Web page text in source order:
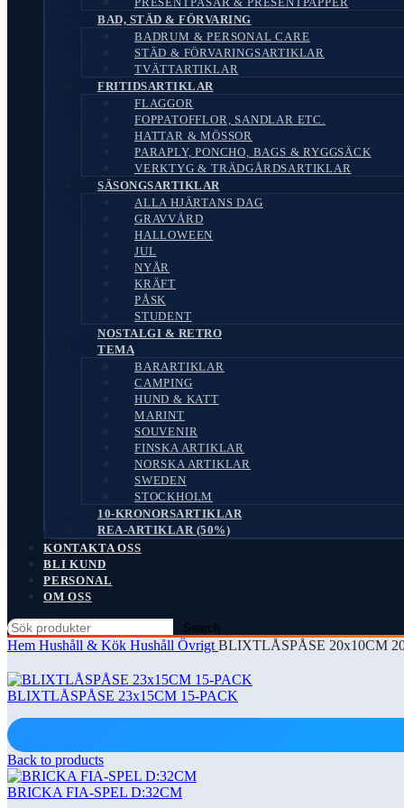
BAD, STÄD & FÖRVARING
BADRUM & PERSONAL CARE
STÄD & FÖRVARINGSARTIKLAR
TVÄTTARTIKLAR
FRITIDSARTIKLAR
FLAGGOR
FOPPATOFFLOR, SANDLAR ETC.
HATTAR & MÖSSOR
PARAPLY, PONCHO, BAGS & RYGGSÄCK
VERKTYG & TRÄDGÅRDSARTIKLAR
SÄSONGSARTIKLAR
ALLA HJÄRTANS DAG
GRAVVÅRD
HALLOWEEN
JUL
NYÅR
KRÄFT
PÅSK
STUDENT
NOSTALGI & RETRO
TEMA
BARARTIKLAR
CAMPING
HUND & KATT
MARINT
SOUVENIR
FINSKA ARTIKLAR
NORSKA ARTIKLAR
SWEDEN
STOCKHOLM
10-KRONORSARTIKLAR
REA-ARTIKLAR (50%)
KONTAKTA OSS
BLI KUND
PERSONAL
OM OSS
Search
Hem Hushåll & Kök Hushåll Övrigt BLIXTLÅSPÅSE 20x10CM
BLIXTLÅSPÅSE 23x15CM 15-PACK
Back to products
BRICKA FIA-SPEL D:32CM